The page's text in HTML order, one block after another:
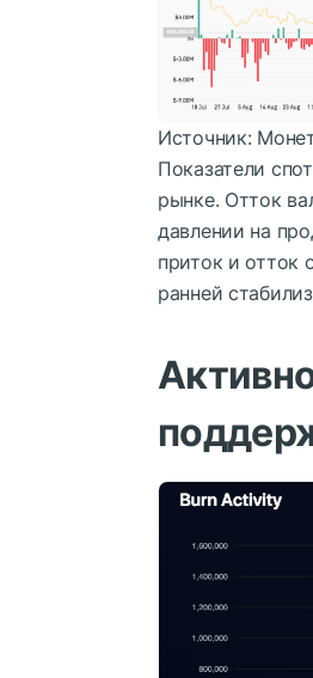
Источник:
Показатели
рынке. Отток
давлении на
приток и отток
ранней